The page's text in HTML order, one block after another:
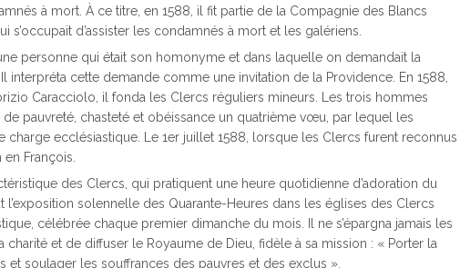
à mort. À ce titre, en 1588, il fit partie de la Compagnie des Blancs
s’occupait d’assister les condamnés à mort et les galériens.
personne qui était son homonyme et dans laquelle on demandait la
interpréta cette demande comme une invitation de la Providence. En 1588,
Caracciolo, il fonda les Clercs réguliers mineurs. Les trois hommes
pauvreté, chasteté et obéissance un quatrième vœu, par lequel les
charge ecclésiastique. Le 1er juillet 1588, lorsque les Clercs furent reconnus
François.
des Clercs, qui pratiquent une heure quotidienne d’adoration du
l’exposition solennelle des Quarante-Heures dans les églises des Clercs
célébrée chaque premier dimanche du mois. Il ne s’épargna jamais les
charité et de diffuser le Royaume de Dieu, fidèle à sa mission : « Porter la
et soulager les souffrances des pauvres et des exclus ».